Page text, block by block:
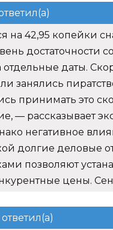
на 42,95 копейки
достаточности
отдельные даты.
занялись
принимать это
— рассказывает
негативное
долгие деловые
позволяют
цены.
ответил(а)